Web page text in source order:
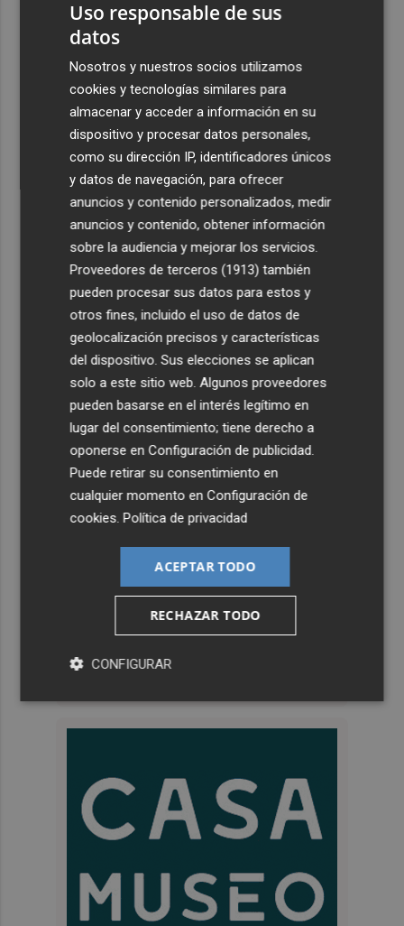
Uso responsable de sus
datos
Nosotros y nuestros socios utilizamos
cookies y tecnologías similares para
almacenar y acceder a información en su
dispositivo y procesar datos personales,
como su dirección IP, identificadores únicos
y datos de navegación, para ofrecer
anuncios y contenido personalizados, medir
anuncios y contenido, obtener información
sobre la audiencia y mejorar los servicios.
Proveedores de terceros (1913) también
pueden procesar sus datos para estos y
otros fines, incluido el uso de datos de
geolocalización precisos y características
del dispositivo. Sus elecciones se aplican
solo a este sitio web. Algunos proveedores
pueden basarse en el interés legítimo en
lugar del consentimiento; tiene derecho a
oponerse enConfiguración de publicidad.
Puede retirar su consentimiento en
cualquier momento enConfiguración de
cookies.Política de privacidad
ACEPTAR TODO
RECHAZAR TODO
CONFIGURAR